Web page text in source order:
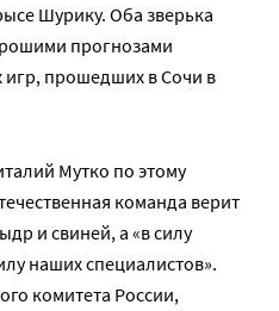
Шурику. Оба зверька
прогнозами
игр, прошедших в Сочи в
Мутко по этому
команда верит
и свиней, а «в силу
наших специалистов».
комитета России,